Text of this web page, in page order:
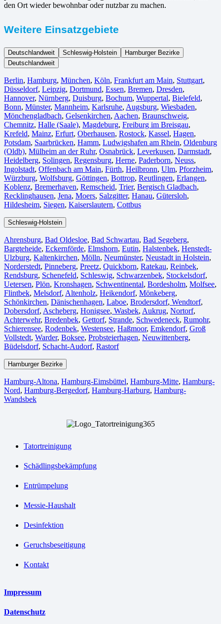
den Ort wieder bewohnbar oder nutzbar zu machen.
Weitere Einsatzgebiete
Deutschlandweit Schleswig-Holstein
Hamburger Bezirke
Deutschlandweit
Berlin⁠, Hamburg, München, Köln⁠, Frankfurt am Main, Stuttgart,
Düsseldorf, Leipzig, Dortmund, Essen, Bremen, Dresden,
Hannover, Nürnberg, Duisburg⁠, Bochum, Wuppertal⁠, Bielefeld⁠,
Bonn⁠, Münster⁠, Mannheim, Karlsruhe, Augsburg, Wiesbaden⁠,
Mönchengladbach⁠, Gelsenkirchen⁠, Aachen⁠, Braunschweig,
Chemnitz⁠, Halle (Saale)⁠, Magdeburg, Freiburg im Breisgau⁠,
Krefeld⁠, Mainz⁠, Erfurt, Oberhausen⁠, Rostock⁠, Kassel⁠, Hagen,
Potsdam, Saarbrücken⁠, Hamm, Ludwigshafen am Rhein⁠, Oldenburg
(Oldb), Mülheim an der Ruhr, Osnabrück⁠, Leverkusen, Darmstadt⁠,
Heidelberg, Solingen, Regensburg, Herne⁠, Paderborn, Neuss,
Ingolstadt, Offenbach am Main, Fürth⁠, Heilbronn, Ulm⁠, Pforzheim,
Würzburg, Wolfsburg⁠, Göttingen, Bottrop, Reutlingen, Erlangen⁠,
Koblenz, Bremerhaven⁠, Remscheid, Trier⁠, Bergisch Gladbach,
Recklinghausen, Jena⁠, Moers⁠, Salzgitter⁠, Hanau, Gütersloh,
Hildesheim⁠, Siegen⁠, Kaiserslautern⁠, Cottbus⁠
Schleswig-Holstein
Ahrensburg, Bad Oldesloe, Bad Schwartau, Bad Segeberg,
Bargteheide, Eckernförde, Elmshorn, Eutin, Halstenbek, Henstedt-
Ulzburg, Kaltenkirchen, Mölln, Neumünster, Neustadt in Holstein,
Norderstedt, Pinneberg, Preetz, Quickborn, Ratekau, Reinbek,
Rendsburg, Schenefeld, Schleswig, Schwarzenbek, Stockelsdorf,
Uetersen, Plön, Kronshagen, Schwentinental, Bordesholm, Molfsee,
Flintbek, Melsdorf, Altenholz, Heikendorf, Mönkeberg,
Schönkirchen, Dänischenhagen, Laboe, Brodersdorf, Wendtorf,
Dobersdorf, Ascheberg, Honigsee, Wasbek, Aukrug, Nortorf,
Achterwehr, Bredenbek, Gettorf, Strande, Schwedeneck, Rumohr,
Schierensee, Rodenbek, Westensee, Haßmoor, Emkendorf, Groß
Vollstedt, Warder, Boksee, Probsteierhagen, Neuwittenberg,
Büdelsdorf, Schacht-Audorf, Rastorf
Hamburger Bezirke
Hamburg-Altona, Hamburg-Eimsbüttel, Hamburg-Mitte, Hamburg-
Nord, Hamburg-Bergedorf, Hamburg-Harburg, Hamburg-
Wandsbek
Tatortreinigung
Schädlingsbekämpfung
Entrümpelung
Messie-Haushalt
Desinfektion
Geruchsbeseitigung
Kontakt
Impressum
Datenschutz